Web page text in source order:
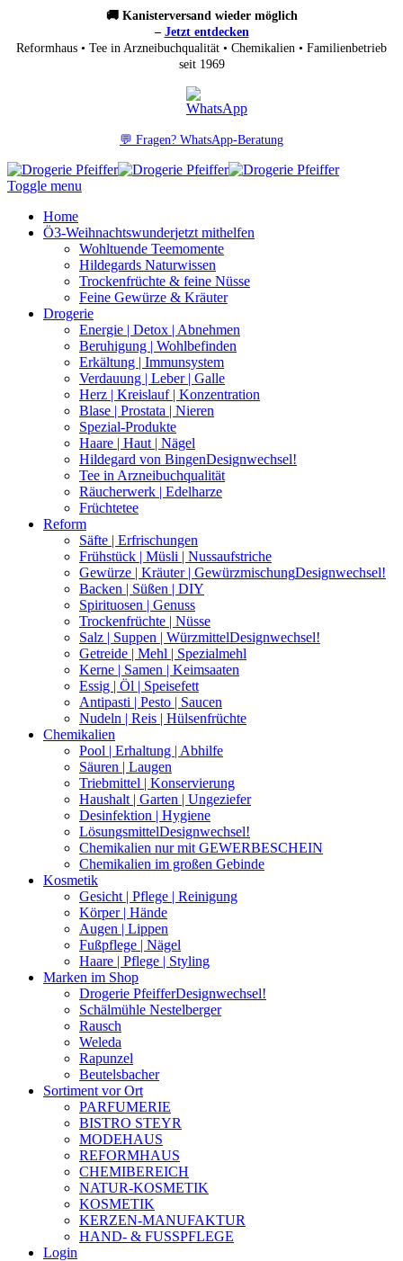
🚚 Kanisterversand wieder möglich
– Jetzt entdecken
Reformhaus • Tee in Arzneibuchqualität • Chemikalien • Familienbetrieb
seit 1969
💬 Fragen? WhatsApp-Beratung
Toggle menu
Home
Ö3-Weihnachtswunderjetzt mithelfen
Wohltuende Teemomente
Hildegards Naturwissen
Trockenfrüchte & feine Nüsse
Feine Gewürze & Kräuter
Drogerie
Energie | Detox | Abnehmen
Beruhigung | Wohlbefinden
Erkältung | Immunsystem
Verdauung | Leber | Galle
Herz | Kreislauf | Konzentration
Blase | Prostata | Nieren
Spezial-Produkte
Haare | Haut | Nägel
Hildegard von BingenDesignwechsel!
Tee in Arzneibuchqualität
Räucherwerk | Edelharze
Früchtetee
Reform
Säfte | Erfrischungen
Frühstück | Müsli | Nussaufstriche
Gewürze | Kräuter | GewürzmischungDesignwechsel!
Backen | Süßen | DIY
Spirituosen | Genuss
Trockenfrüchte | Nüsse
Salz | Suppen | WürzmittelDesignwechsel!
Getreide | Mehl | Spezialmehl
Kerne | Samen | Keimsaaten
Essig | Öl | Speisefett
Antipasti | Pesto | Saucen
Nudeln | Reis | Hülsenfrüchte
Chemikalien
Pool | Erhaltung | Abhilfe
Säuren | Laugen
Triebmittel | Konservierung
Haushalt | Garten | Ungeziefer
Desinfektion | Hygiene
LösungsmittelDesignwechsel!
Chemikalien nur mit GEWERBESCHEIN
Chemikalien im großen Gebinde
Kosmetik
Gesicht | Pflege | Reinigung
Körper | Hände
Augen | Lippen
Fußpflege | Nägel
Haare | Pflege | Styling
Marken im Shop
Drogerie PfeifferDesignwechsel!
Schälmühle Nestelberger
Rausch
Weleda
Rapunzel
Beutelsbacher
Sortiment vor Ort
PARFUMERIE
BISTRO STEYR
MODEHAUS
REFORMHAUS
CHEMIBEREICH
NATUR-KOSMETIK
KOSMETIK
KERZEN-MANUFAKTUR
HAND- & FUSSPFLEGE
Login